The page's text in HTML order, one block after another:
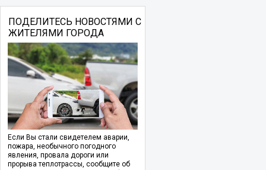
ПОДЕЛИТЕСЬ НОВОСТЯМИ С
ЖИТЕЛЯМИ ГОРОДА
Если Вы стали свидетелем аварии,
пожара, необычного погодного
явления, провала дороги или
прорыва теплотрассы, сообщите об